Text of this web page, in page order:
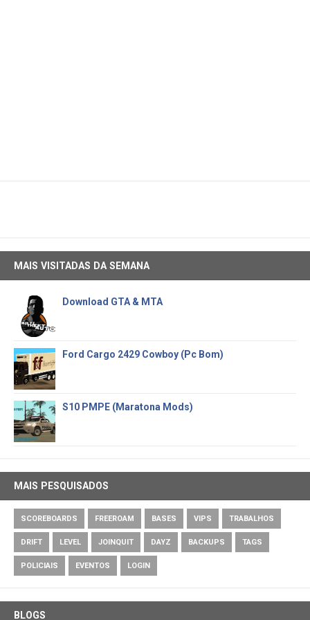
MAIS VISITADAS DA SEMANA
Download GTA & MTA
Ford Cargo 2429 Cowboy (Pc Bom)
S10 PMPE (Maratona Mods)
MAIS PESQUISADOS
SCOREBOARDS FREEROAM BASES VIPS TRABALHOS
DRIFT LEVEL JOINQUIT DAYZ BACKUPS TAGS
POLICIAIS EVENTOS LOGIN
BLOGS